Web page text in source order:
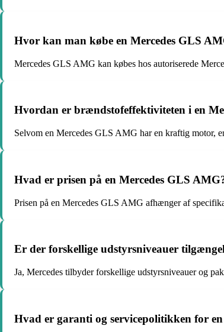
Hvor kan man købe en Mercedes GLS
Mercedes GLS AMG kan købes hos autoriserede
Hvordan er brændstofeffektiviteten i en
Selvom en Mercedes GLS AMG har en kraftig motor,
Hvad er prisen på en Mercedes GLS
Prisen på en Mercedes GLS AMG afhænger af
Er der forskellige udstyrsniveauer
Ja, Mercedes tilbyder forskellige udstyrsniveauer og
Hvad er garanti og servicepolitikken for